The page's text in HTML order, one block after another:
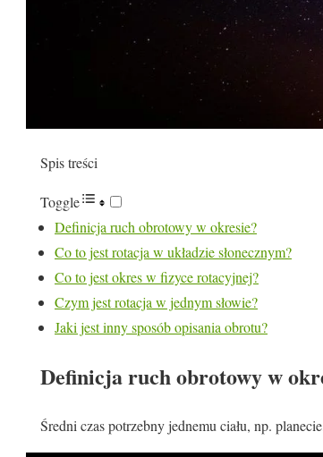
Spis treści
Toggle
Definicja ruch obrotowy w okresie?
Co to jest rotacja w układzie słonecznym?
Co to jest okres w fizyce rotacyjnej?
Czym jest rotacja w jednym słowie?
Jaki jest inny sposób opisania obrotu?
Definicja ruch obrotowy w
Średni czas potrzebny jednemu ciału, np.